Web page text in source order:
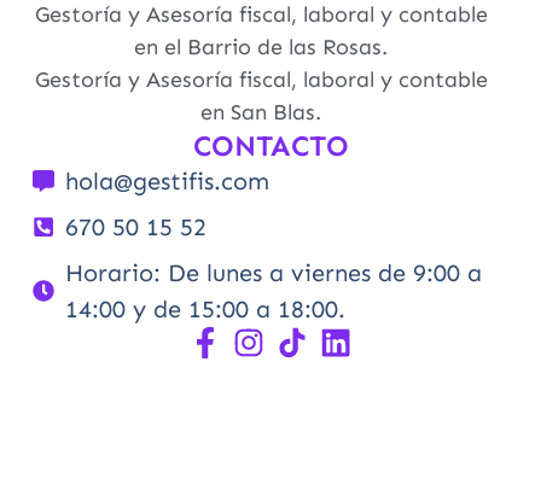
Gestoría y Asesoría fiscal, laboral y contable
en el Barrio de las Rosas.
Gestoría y Asesoría fiscal, laboral y contable
en San Blas.
CONTACTO
hola@gestifis.com
670 50 15 52
Horario: De lunes a viernes de 9:00 a
14:00 y de 15:00 a 18:00.